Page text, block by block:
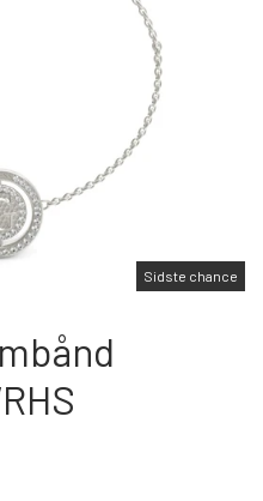
Sidste chance